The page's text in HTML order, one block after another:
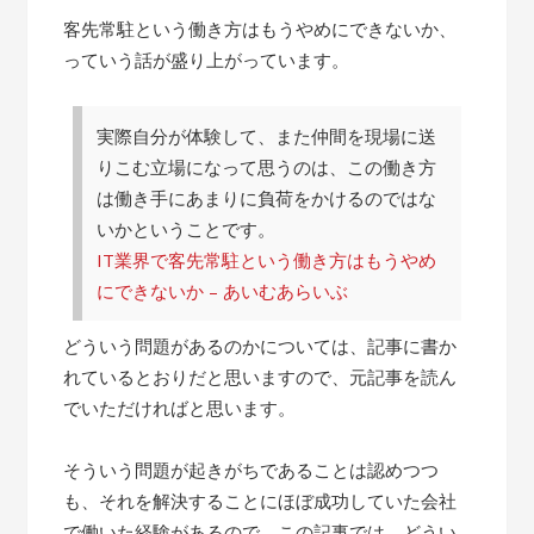
客先常駐という働き方はもうやめにできないか、
っていう話が盛り上がっています。
実際自分が体験して、また仲間を現場に送
りこむ立場になって思うのは、この働き方
は働き手にあまりに負荷をかけるのではな
いかということです。
IT業界で客先常駐という働き方はもうやめ
にできないか – あいむあらいぶ
どういう問題があるのかについては、記事に書か
れているとおりだと思いますので、元記事を読ん
でいただければと思います。
そういう問題が起きがちであることは認めつつ
も、それを解決することにほぼ成功していた会社